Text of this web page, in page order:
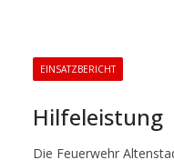
EINSATZBERICHT
Hilfeleistung
Die Feuerwehr